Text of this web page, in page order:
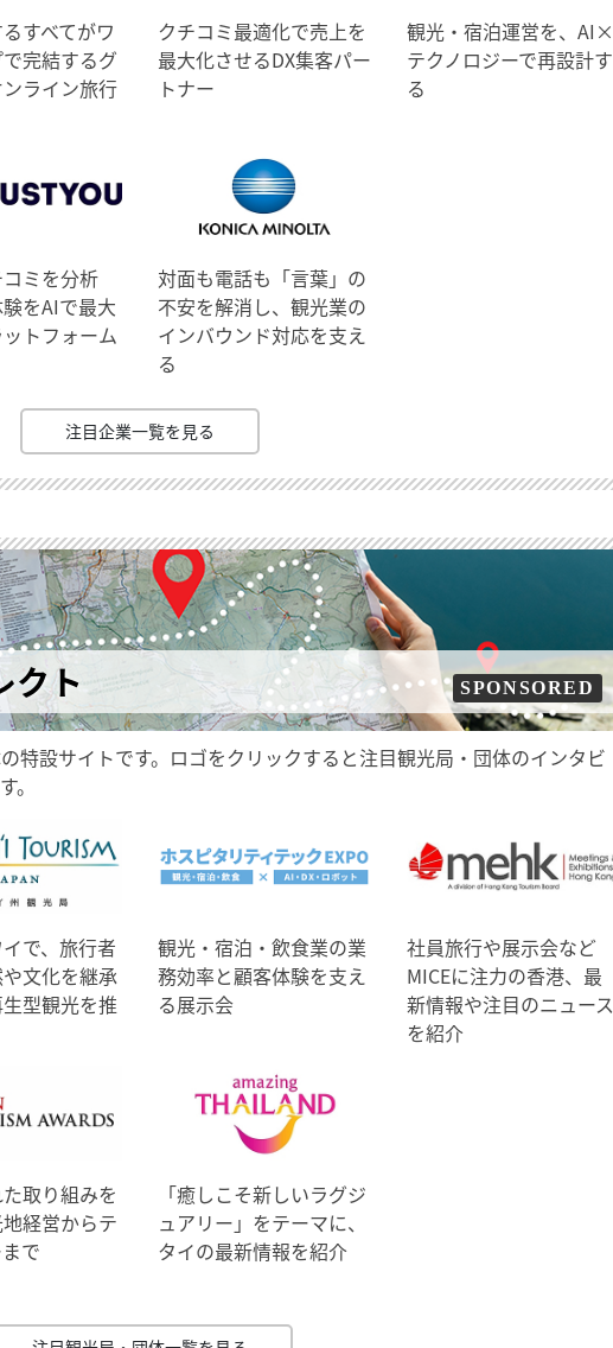
すべてがワ
完結するグ
ライン旅行
クチコミ最適化で売上を
最大化させるDX集客パー
トナー
観光・宿泊運営を、AI×
テクノロジーで再設計す
る
ミを分析
をAIで最大
トフォーム
対面も電話も「言葉」の
不安を解消し、観光業の
インバウンド対応を支え
る
注目企業一覧を見る
クト SPONSORED
特設サイトです。ロゴをクリックすると注目観光局・団体のインタビ
。
で、旅行者
文化を継承
型観光を推
観光・宿泊・飲食業の業
務効率と顧客体験を支え
る展示会
社員旅行や展示会など
MICEに注力の香港、最
新情報や注目のニュース
を紹介
取り組みを
経営からテ
で
「癒しこそ新しいラグジ
ュアリー」をテーマに、
タイの最新情報を紹介